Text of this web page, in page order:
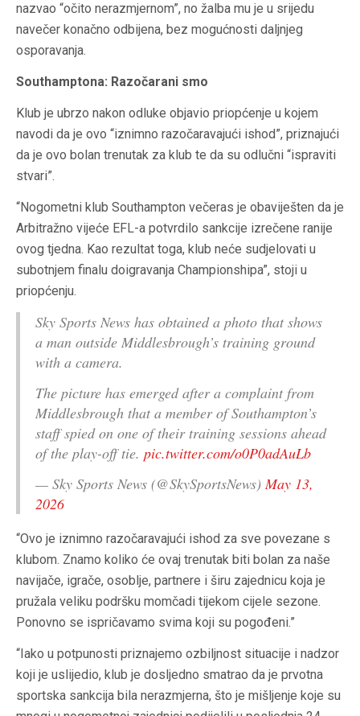
nazvao “očito nerazmjernom”, no žalba mu je u srijedu
navečer konačno odbijena, bez mogućnosti daljnjeg
osporavanja.
Southamptona: Razočarani smo
Klub je ubrzo nakon odluke objavio priopćenje u kojem
navodi da je ovo “iznimno razočaravajući ishod”, priznajući
da je ovo bolan trenutak za klub te da su odlučni “ispraviti
stvari”.
“Nogometni klub Southampton večeras je obaviješten da je
Arbitražno vijeće EFL-a potvrdilo sankcije izrečene ranije
ovog tjedna. Kao rezultat toga, klub neće sudjelovati u
subotnjem finalu doigravanja Championshipa”, stoji u
priopćenju.
Sky Sports News has obtained a photo that shows
a man outside Middlesbrough’s training ground
with a camera.
The picture has emerged after a complaint from
Middlesbrough that a member of Southampton’s
staff spied on one of their training sessions ahead
of the play-off tie. pic.twitter.com/o0P0adAuLb
— Sky Sports News (@SkySportsNews)May 13,
2026
“Ovo je iznimno razočaravajući ishod za sve povezane s
klubom. Znamo koliko će ovaj trenutak biti bolan za naše
navijače, igrače, osoblje, partnere i širu zajednicu koja je
pružala veliku podršku momčadi tijekom cijele sezone.
Ponovno se ispričavamo svima koji su pogođeni.”
“Iako u potpunosti priznajemo ozbiljnost situacije i nadzor
koji je uslijedio, klub je dosljedno smatrao da je prvotna
sportska sankcija bila nerazmjerna, što je mišljenje koje su